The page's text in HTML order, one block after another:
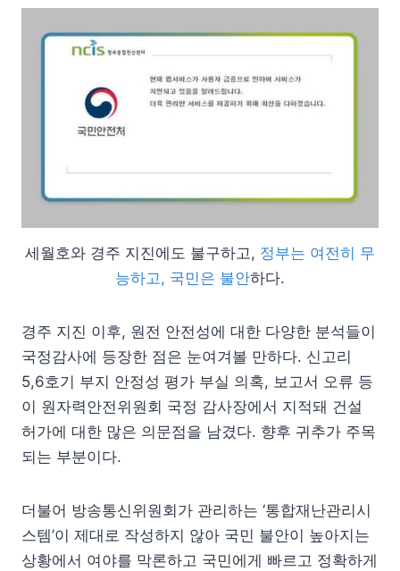
세월호와 경주 지진에도 불구하고, 정부는 여전히 무
능하고, 국민은 불안하다.
경주 지진 이후, 원전 안전성에 대한 다양한 분석들이
국정감사에 등장한 점은 눈여겨볼 만하다. 신고리
5,6호기 부지 안정성 평가 부실 의혹, 보고서 오류 등
이 원자력안전위원회 국정 감사장에서 지적돼 건설
허가에 대한 많은 의문점을 남겼다. 향후 귀추가 주목
되는 부분이다.
더불어 방송통신위원회가 관리하는 ‘통합재난관리시
스템’이 제대로 작성하지 않아 국민 불안이 높아지는
상황에서 여야를 막론하고 국민에게 빠르고 정확하게